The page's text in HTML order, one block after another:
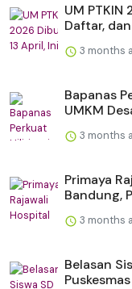
UM PTKIN
Daftar, dan
3 months
Bapanas
UMKM
3 months
Primaya
Bandung,
3 months
Belasan